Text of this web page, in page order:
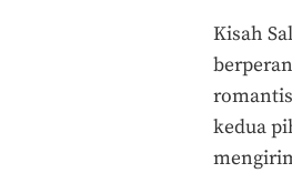
Kisah
kedua